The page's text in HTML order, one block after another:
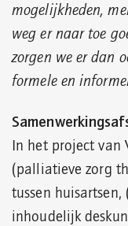
mogelijkheden,
weg er naar toe
zorgen we er dan
formele en
In het project van
(palliatieve zorg
tussen
inhoudelijk